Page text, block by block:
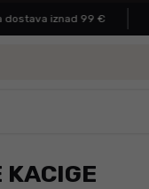
iznad 99 €